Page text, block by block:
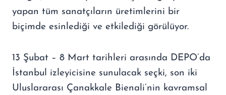
yapan tüm sanatçıların üretimlerini bir
biçimde esinlediği ve etkilediği görülüyor.
13 Şubat – 8 Mart tarihleri arasında DEPO’da
İstanbul izleyicisine sunulacak seçki, son iki
Uluslararası Çanakkale Bienali’nin kavramsal